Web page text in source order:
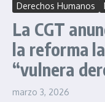
Derechos Humanos
La CGT
la reforma
“vulnera
marzo 3, 2026